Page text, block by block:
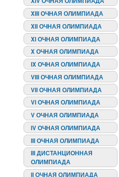
XIII ОЧНАЯ ОЛИМПИАДА
XII ОЧНАЯ ОЛИМПИАДА
XI ОЧНАЯ ОЛИМПИАДА
X ОЧНАЯ ОЛИМПИАДА
IX ОЧНАЯ ОЛИМПИАДА
VIII ОЧНАЯ ОЛИМПИАДА
VII ОЧНАЯ ОЛИМПИАДА
VI ОЧНАЯ ОЛИМПИАДА
V ОЧНАЯ ОЛИМПИАДА
IV ОЧНАЯ ОЛИМПИАДА
III ОЧНАЯ ОЛИМПИАДА
III ДИСТАНЦИОННАЯ
ОЛИМПИАДА
II ОЧНАЯ ОЛИМПИАДА